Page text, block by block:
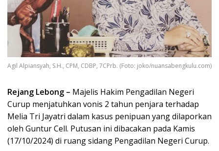
Agil Alpiansyah, S.H., CPM, CDBP, 7CPrb. (Foto: joko/nuansabengkulu.com)
Rejang Lebong – Majelis Hakim Pengadilan Negeri
Curup menjatuhkan vonis 2 tahun penjara terhadap
Melia Tri Jayatri dalam kasus penipuan yang dilaporkan
oleh Guntur Cell. Putusan ini dibacakan pada Kamis
(17/10/2024) di ruang sidang Pengadilan Negeri Curup.